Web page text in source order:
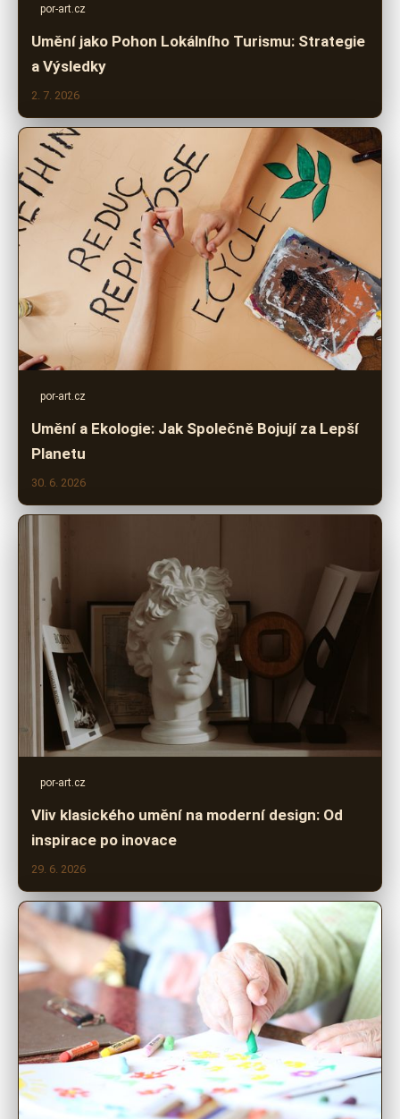
por-art.cz
Umění jako Pohon Lokálního Turismu: Strategie
a Výsledky
2. 7. 2026
por-art.cz
Umění a Ekologie: Jak Společně Bojují za Lepší
Planetu
30. 6. 2026
por-art.cz
Vliv klasického umění na moderní design: Od
inspirace po inovace
29. 6. 2026